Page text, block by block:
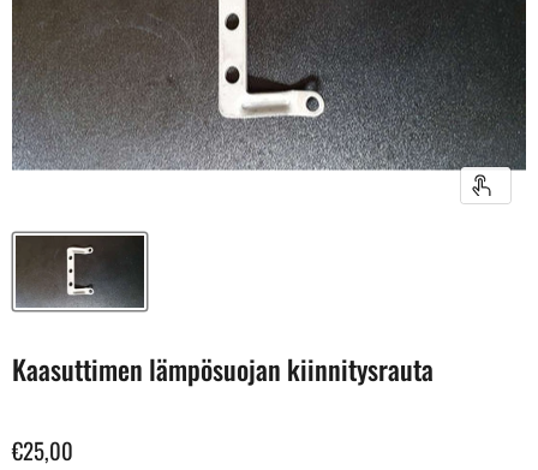
Kaasuttimen lämpösuojan kiinnitysrauta
€25,00